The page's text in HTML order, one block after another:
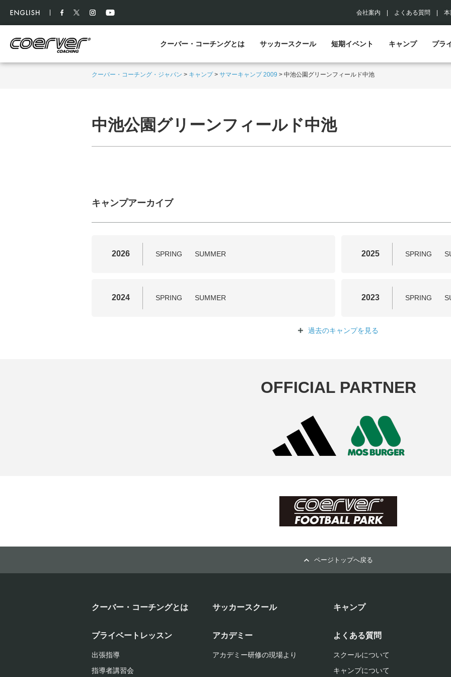
会社案内 よくある質問
クーバー・コーチングとは サッカースクール 短期イベント キャンプ プラ
クーバー・コーチング・ジャパン > キャンプ> サマーキャンプ 2009 > 中池公園グリーンフィールド中池
中池公園グリーンフィールド中池
キャンプアーカイブ
2026 SPRING SUMMER 2025 SPRING
2024 SPRING SUMMER 2023 SPRING
過去のキャンプを 見る
OFFICIAL PARTNER
ページトップへ戻る
クーバー・コーチングとは サッカースクール キャンプ
プライベートレッスン
出張指導
指導者講習会
アカデミー
アカデミー研修の現場より
よくある質問
スクールについて
キャンプについて